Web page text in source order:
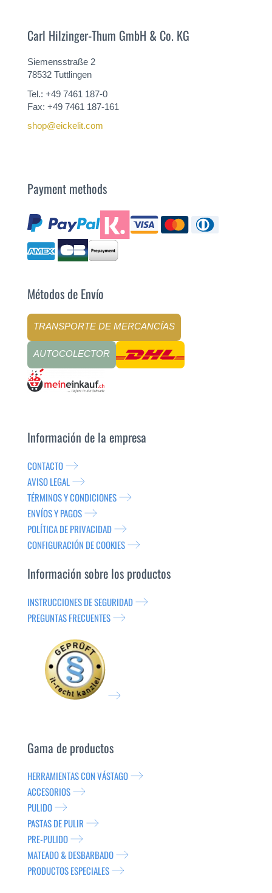
Carl Hilzinger-Thum GmbH & Co. KG
Siemensstraße 2
78532 Tuttlingen
Tel.: +49 7461 187-0
Fax: +49 7461 187-161
shop@eickelit.com
Payment methods
Métodos de Envío
TRANSPORTE DE MERCANCÍAS
AUTOCOLECTOR
Información de la empresa
CONTACTO
AVISO LEGAL
TÉRMINOS Y CONDICIONES
ENVÍOS Y PAGOS
POLÍTICA DE PRIVACIDAD
CONFIGURACIÓN DE COOKIES
Información sobre los productos
INSTRUCCIONES DE SEGURIDAD
PREGUNTAS FRECUENTES
Gama de productos
HERRAMIENTAS CON VÁSTAGO
ACCESORIOS
PULIDO
PASTAS DE PULIR
PRE-PULIDO
MATEADO & DESBARBADO
PRODUCTOS ESPECIALES